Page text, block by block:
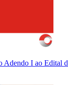
Adendo I ao Edital